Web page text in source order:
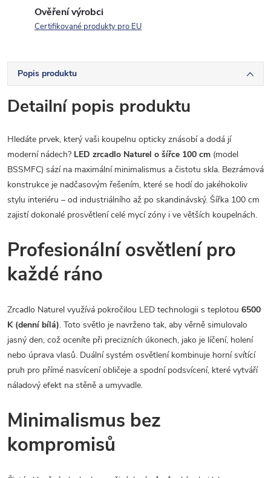
Ověření výrobci
Certifikované produkty pro EU
Popis produktu
Detailní popis produktu
Hledáte prvek, který vaši koupelnu opticky znásobí a dodá jí
moderní nádech? LED zrcadlo Naturel o šířce 100 cm (model
BSSMFC) sází na maximální minimalismus a čistotu skla. Bezrámová
konstrukce je nadčasovým řešením, které se hodí do jakéhokoliv
stylu interiéru – od industriálního až po skandinávský. Šířka 100 cm
zajistí dokonalé prosvětlení celé mycí zóny i ve větších koupelnách.
Profesionální osvětlení pro
každé ráno
Zrcadlo Naturel využívá pokročilou LED technologii s teplotou 6500
K (denní bílá). Toto světlo je navrženo tak, aby věrně simulovalo
jasný den, což oceníte při precizních úkonech, jako je líčení, holení
nebo úprava vlasů. Duální systém osvětlení kombinuje horní svítící
pruh pro přímé nasvícení obličeje a spodní podsvícení, které vytváří
náladový efekt na stěně a umyvadle.
Minimalismus bez
kompromisů